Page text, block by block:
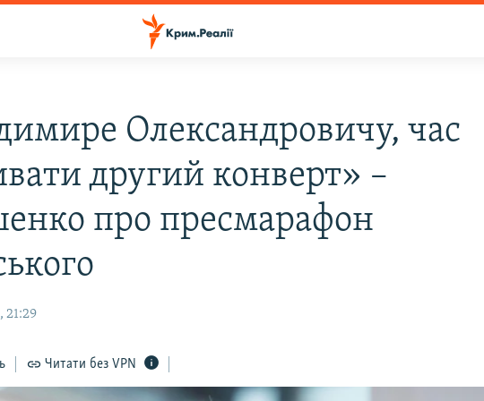
Олександровичу, час
другий конверт» –
про пресмарафон
21:29
Читати без VPN